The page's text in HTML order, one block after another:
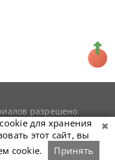
разрешено
наsnookerist.ru
для хранения
этот сайт, вы
cookie.
Принять